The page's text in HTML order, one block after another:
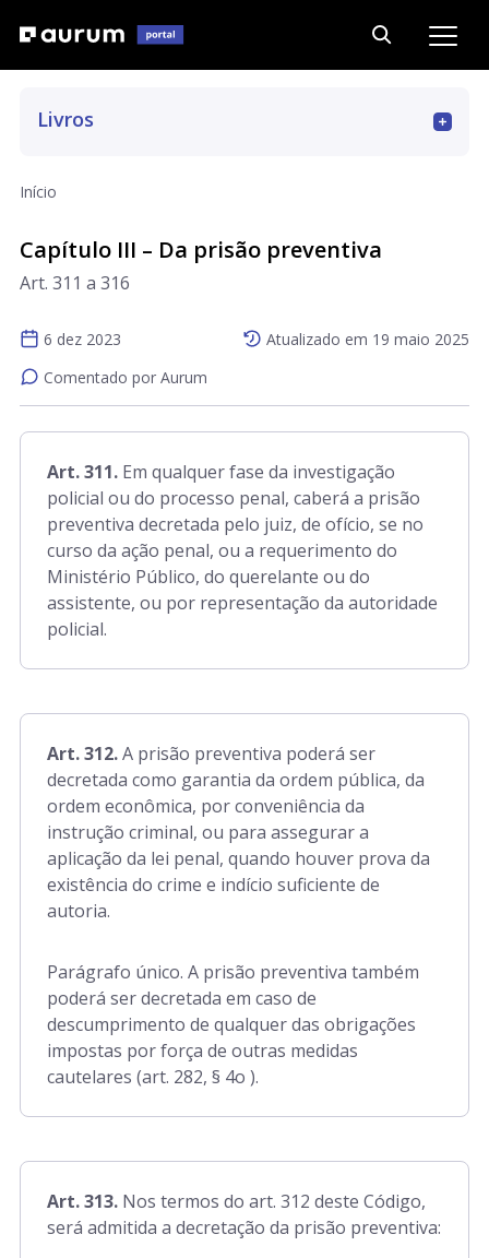
Livros
Art. 394 a 562
Art. 668 a 779
rt. 791 a 811
Início
Capítulo III – Da prisão preventiva
Art. 311 a 316
Comentado por Aurum
6 dez 2023 Atualizado em 19 maio 2025
Art. 311. Em qualquer fase da investigação
policial ou do processo penal, caberá a prisão
preventiva decretada pelo juiz, de ofício, se no
curso da ação penal, ou a requerimento do
Ministério Público, do querelante ou do
assistente, ou por representação da autoridade
policial.
Art. 312.A prisão preventiva poderá ser
decretada como garantia da ordem pública, da
ordem econômica, por conveniência da
instrução criminal, ou para assegurar a
aplicação da lei penal, quando houver prova da
existência do crime e indício suficiente de
autoria.
Parágrafo único. A prisão preventiva também
poderá ser decretada em caso de
descumprimento de qualquer das obrigações
impostas por força de outras medidas
cautelares (art. 282, § 4o ).
Art. 313. Nos termos do art. 312 deste Código,
será admitida a decretação da prisão preventiva: